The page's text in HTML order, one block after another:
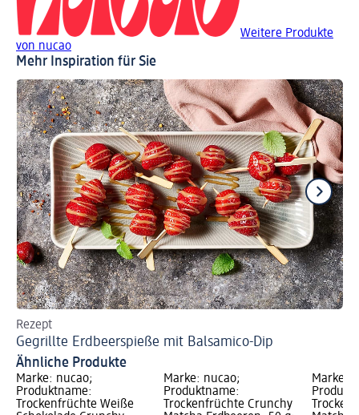
Weitere Produkte
von nucao
Mehr Inspiration für Sie
Rezept
Gegrillte Erdbeerspieße mit Balsamico-Dip
Ähnliche Produkte
Marke: nucao;
Produktname:
Trockenfrüchte Weiße
Marke: nucao;
Produktname:
Trockenfrüchte Crunchy
Marke: